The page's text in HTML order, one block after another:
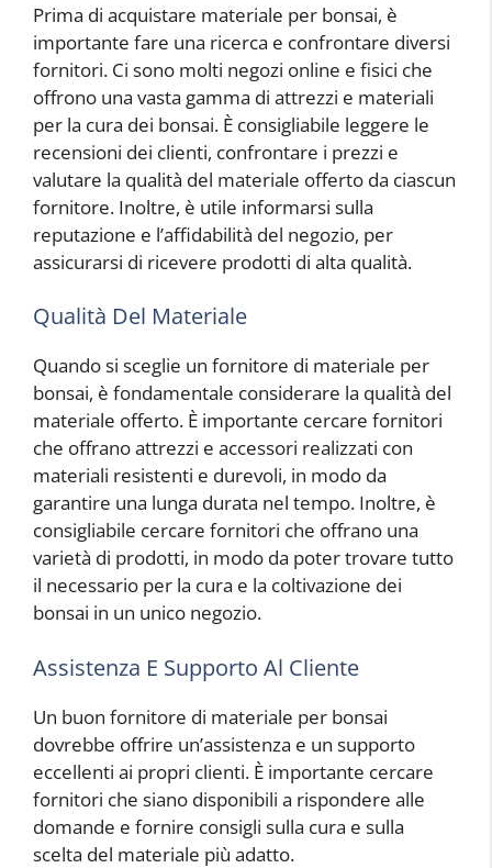
Prima di acquistare materiale per bonsai, è
importante fare una ricerca e confrontare diversi
fornitori. Ci sono molti negozi online e fisici che
offrono una vasta gamma di attrezzi e materiali
per la cura dei bonsai. È consigliabile leggere le
recensioni dei clienti, confrontare i prezzi e
valutare la qualità del materiale offerto da ciascun
fornitore. Inoltre, è utile informarsi sulla
reputazione e l’affidabilità del negozio, per
assicurarsi di ricevere prodotti di alta qualità.
Qualità Del Materiale
Quando si sceglie un fornitore di materiale per
bonsai, è fondamentale considerare la qualità del
materiale offerto. È importante cercare fornitori
che offrano attrezzi e accessori realizzati con
materiali resistenti e durevoli, in modo da
garantire una lunga durata nel tempo. Inoltre, è
consigliabile cercare fornitori che offrano una
varietà di prodotti, in modo da poter trovare tutto
il necessario per la cura e la coltivazione dei
bonsai in un unico negozio.
Assistenza E Supporto Al Cliente
Un buon fornitore di materiale per bonsai
dovrebbe offrire un’assistenza e un supporto
eccellenti ai propri clienti. È importante cercare
fornitori che siano disponibili a rispondere alle
domande e fornire consigli sulla cura e sulla
scelta del materiale più adatto.